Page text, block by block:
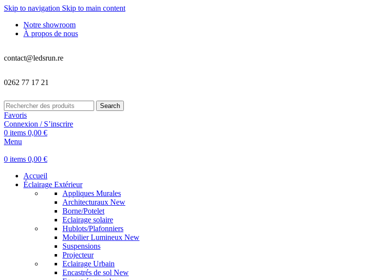
Skip to navigation Skip to main content
Notre showroom
À propos de nous
contact@ledsrun.re
0262 77 17 21
Search
Favoris
Connexion / S’inscrire
0 items 0,00 €
Menu
0 items 0,00 €
Accueil
Éclairage Extérieur
Appliques Murales
Architecturaux New
Borne/Potelet
Eclairage solaire
Hublots/Plafonniers
Mobilier Lumineux New
Suspensions
Projecteur
Eclairage Urbain
Encastrés de sol New